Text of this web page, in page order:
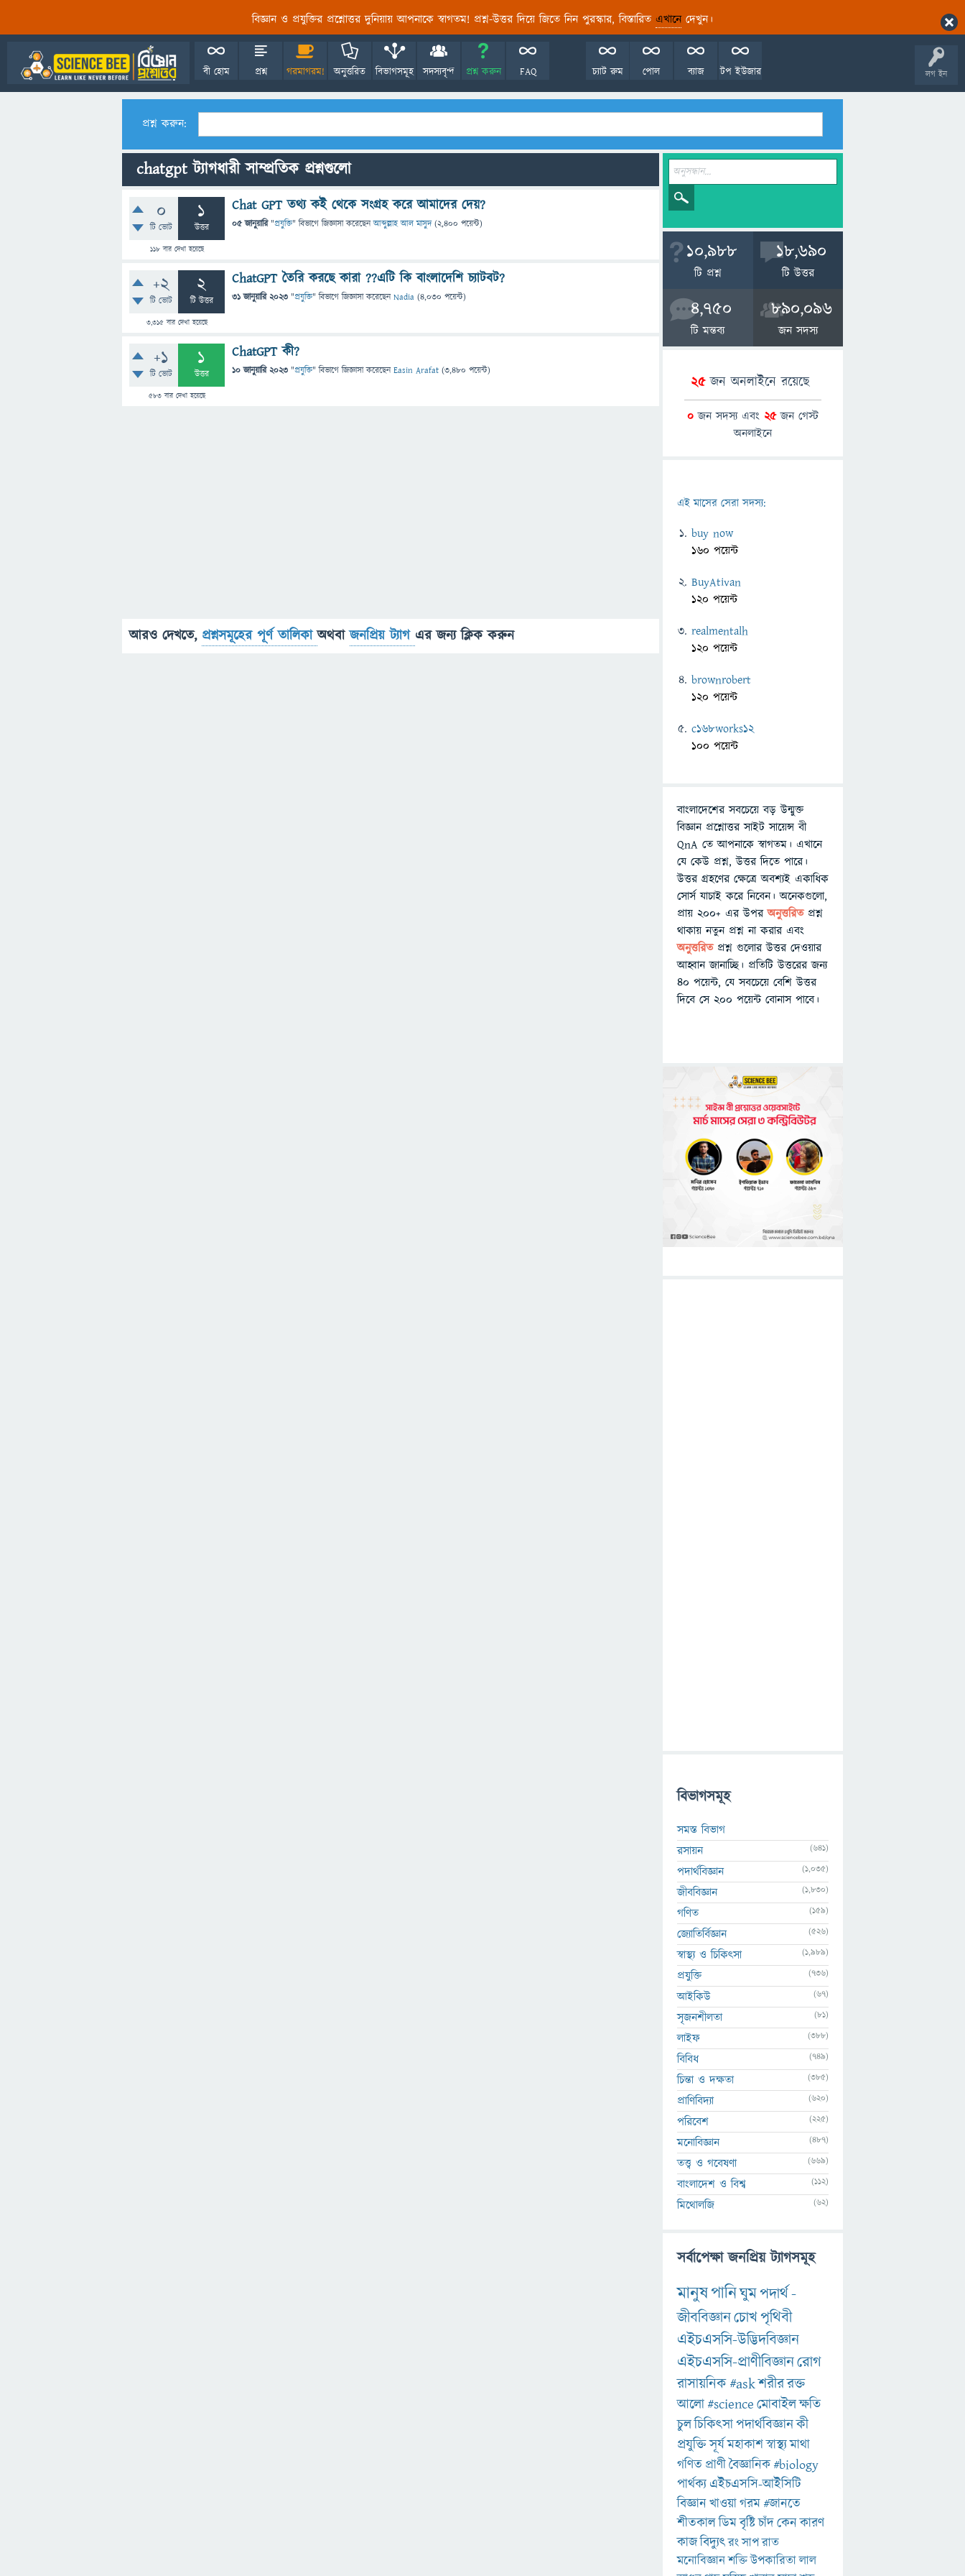
বিজ্ঞান ও প্রযুক্তির প্রশ্নোত্তর দুনিয়ায় আপনাকে স্বাগতম! প্রশ্ন-উত্তর দিয়ে জিতে নিন পুরস্কার, বিস্তারিত এখানেদেখুন।
লগ ইন
বী হোম প্রশ্ন গরমাগরম! অনুত্তরিত বিভাগসমূহ সদস্যবৃন্দ প্রশ্ন করুন FAQ টপ ইউজার
ব্যাজ
পোল
চ্যাট রুম
প্রশ্ন করুন:
chatgpt ট্যাগধারী সাম্প্রতিক প্রশ্নগুলো
0
টি ভোট
1
উত্তর
118 বার দেখা হয়েছে
Chat GPT তথ্য কই থেকে সংগ্রহ করে আমাদের দেয়?
05 জানুয়ারি "প্রযুক্তি" বিভাগে জিজ্ঞাসাকরেছেনআব্দুল্লাহ আল মাসুদ (2,400 পয়েন্ট)
+2
টি ভোট
2
টি উত্তর
3,315 বার দেখা হয়েছে
ChatGPT তৈরি করছে কারা ??এটি কি বাংলাদেশি চ্যাটবট?
31 জানুয়ারি 2023 "প্রযুক্তি" বিভাগে জিজ্ঞাসাকরেছেনNadia (4,030 পয়েন্ট)
+1
টি ভোট
1
উত্তর
583 বার দেখা হয়েছে
ChatGPT কী?
10 জানুয়ারি 2023 "প্রযুক্তি" বিভাগে জিজ্ঞাসাকরেছেনEasin Arafat (3,480 পয়েন্ট)
আরও দেখতে, প্রশ্নসমূহের পূর্ণ তালিকাঅথবাজনপ্রিয় ট্যাগ এর জন্য ক্লিক করুন
10,988
টি প্রশ্ন
18,690
টি উত্তর
4,750
টি মন্তব্য
890,096
জন সদস্য
25জন অনলাইনে রয়েছে
0 জন সদস্য এবং 25জন গেস্ট
অনলাইনে
এই মাসের সেরা সদস্য:
buy now
160 পয়েন্ট
BuyAtivan
120 পয়েন্ট
realmentalh
120 পয়েন্ট
brownrobert
120 পয়েন্ট
c168works12
100 পয়েন্ট
বাংলাদেশের সবচেয়ে বড় উন্মুক্ত
বিজ্ঞান প্রশ্নোত্তর সাইট সায়েন্স বী
QnA তে আপনাকে স্বাগতম। এখানে
যে কেউ প্রশ্ন, উত্তর দিতে পারে।
উত্তর গ্রহণের ক্ষেত্রে অবশ্যই একাধিক
সোর্স যাচাই করে নিবেন। অনেকগুলো,
প্রায় ২০০+ এর উপরঅনুত্তরিতপ্রশ্ন
থাকায় নতুন প্রশ্ন না করার এবং
অনুত্তরিত প্রশ্ন গুলোর উত্তর দেওয়ার
আহ্বান জানাচ্ছি। প্রতিটি উত্তরের জন্য
৪০ পয়েন্ট, যে সবচেয়ে বেশি উত্তর
দিবে সে ২০০ পয়েন্ট বোনাস পাবে।
বিভাগসমূহ
সমস্ত বিভাগ
রসায়ন
(641)
পদার্থবিজ্ঞান (1,035)
জীববিজ্ঞান (1,830)
গণিত (159)
জ্যোতির্বিজ্ঞান (526)
স্বাস্থ্য ও চিকিৎসা (1,989)
প্রযুক্তি (736)
আইকিউ (67)
সৃজনশীলতা (81)
লাইফ (388)
বিবিধ (749)
চিন্তা ও দক্ষতা (385)
প্রাণিবিদ্যা (620)
পরিবেশ (225)
মনোবিজ্ঞান (487)
তত্ত্ব ও গবেষণা (669)
বাংলাদেশ ও বিশ্ব (112)
মিথোলজি (62)
সর্বাপেক্ষা জনপ্রিয় ট্যাগসমূহ
মানুষপানিঘুমপদার্থ-
জীববিজ্ঞানচোখপৃথিবী
এইচএসসি-উদ্ভিদবিজ্ঞান
এইচএসসি-প্রাণীবিজ্ঞানরোগ
রাসায়নিক#askশরীররক্ত
আলো#scienceমোবাইলক্ষতি
চুলচিকিৎসাপদার্থবিজ্ঞানকী
প্রযুক্তিসূর্যমহাকাশস্বাস্থ্যমাথা
গণিত প্রাণীবৈজ্ঞানিক#biology
পার্থক্য এইচএসসি-আইসিটি
বিজ্ঞানখাওয়াগরম#জানতে
শীতকালডিমবৃষ্টিচাঁদকেনকারণ
কাজবিদ্যুৎরংসাপরাত
মনোবিজ্ঞানশক্তিউপকারিতালাল